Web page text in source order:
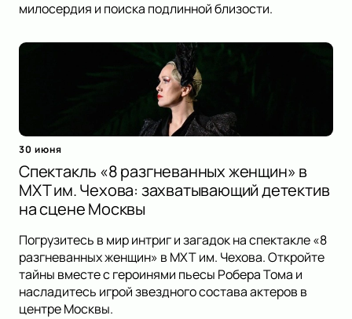
милосердия и поиска подлинной близости.
30 июня
Спектакль «8 разгневанных женщин» в
МХТ им. Чехова: захватывающий детектив
на сцене Москвы
Погрузитесь в мир интриг и загадок на спектакле «8
разгневанных женщин» в МХТ им. Чехова. Откройте
тайны вместе с героинями пьесы Робера Тома и
насладитесь игрой звездного состава актеров в
центре Москвы.